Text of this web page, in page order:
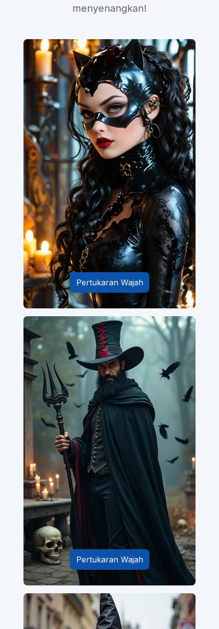
menyenangkan!
Pertukaran Wajah
Pertukaran Wajah